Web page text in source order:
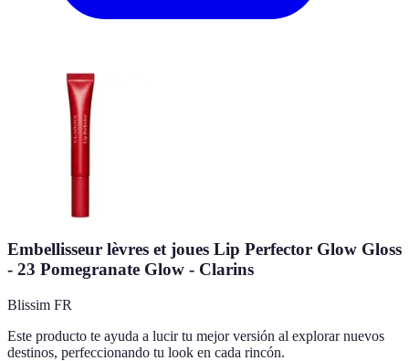
Embellisseur lèvres et joues Lip Perfector Glow Gloss
- 23 Pomegranate Glow - Clarins
Blissim FR
Este producto te ayuda a lucir tu mejor versión al explorar nuevos
destinos, perfeccionando tu look en cada rincón.